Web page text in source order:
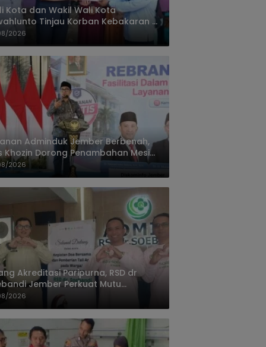
Kota dan Wakil Wali Kota
Tinjau Korban Kebakaran di
Pastikan Bantuan dan Perkuat
Bencana
2026
Adminduk Jember Berbenah,
Khozin Dorong Penambahan Mesin
e-KTP
2026
Akreditasi Paripurna, RSD dr
Jember Perkuat Mutu
Terus Ditingkatkan
2026